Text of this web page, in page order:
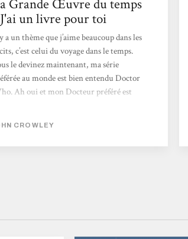
Grande Œuvre du temps
un livre pour toi
a un thème que j’aime beaucoup dans les
c’est celui du voyage dans le temps.
le devinez maintenant, ma série
au monde est bien entendu Doctor
Ah oui et mon Docteur préféré est
2026, l’Atalante publie un récit
CROWLEY